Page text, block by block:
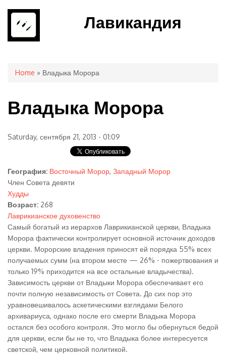
Лавикандия
You are here
Home » Владыка Морора
Владыка Морора
Saturday, сентября 21, 2013 - 01:09
География: Восточный Морор, Западный Морор
Член Совета девяти
Худды
Возраст: 268
Лаврикианское духовенство
Самый богатый из иерархов Лаврикианской церкви, Владыка
Морора фактически контролирует основной источник доходов
церкви. Морорские владения приносят ей порядка 55% всех
получаемых сумм (на втором месте — 26% - пожертвования и
только 19% приходится на все остальные владычества).
Зависимость церкви от Владыки Морора обеспечивает его
почти полную независимость от Совета. До сих пор это
уравновешивалось аскетическими взглядами Белого
архивариуса, однако после его смерти Владыка Морора
остался без особого контроля. Это могло бы обернуться бедой
для церкви, если бы не то, что Владыка более интересуется
светской, чем церковной политикой.